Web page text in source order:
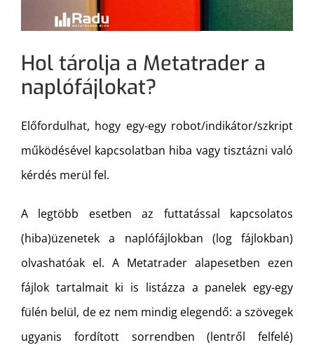
Hol tárolja a Metatrader a
naplófájlokat?
Előfordulhat, hogy egy-egy robot/indikátor/szkript
működésével kapcsolatban hiba vagy tisztázni való
kérdés merül fel.
A legtöbb esetben az futtatással kapcsolatos
(hiba)üzenetek a naplófájlokban (log fájlokban)
olvashatóak el. A Metatrader alapesetben ezen
fájlok tartalmait ki is listázza a panelek egy-egy
fülén belül, de ez nem mindig elegendő: a szövegek
ugyanis fordított sorrendben (lentről felfelé)